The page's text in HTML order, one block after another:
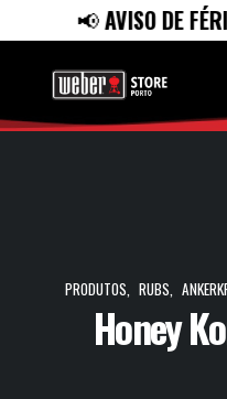
📢AVISO DE
Honey
PRODUTOS, RUBS,